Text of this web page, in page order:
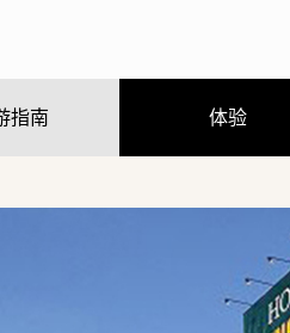
指南 体验
（GPS路线导游）